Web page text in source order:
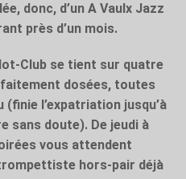
donc, d’un A Vaulx Jazz
près d’un mois.
Club se tient sur quatre
dosées, toutes
l’expatriation jusqu’à
sans doute). De jeudi à
vous attendent
hors-pair déjà